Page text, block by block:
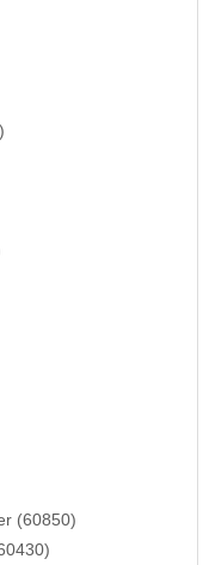
(60850)